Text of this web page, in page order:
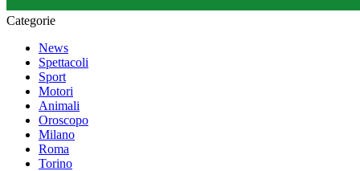
Categorie
News
Spettacoli
Sport
Motori
Animali
Oroscopo
Milano
Roma
Torino